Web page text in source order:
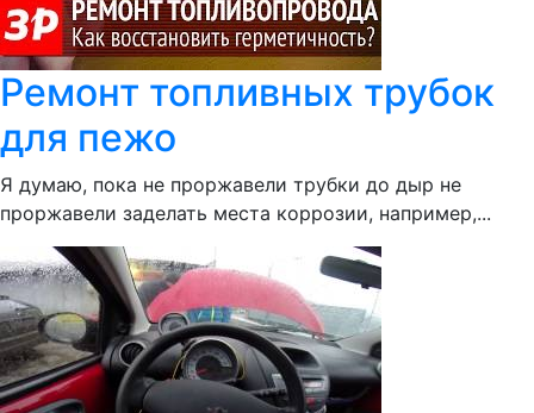
Ремонт топливных трубок
для пежо
Я думаю, пока не проржавели трубки до дыр не
проржавели заделать места коррозии, например,...